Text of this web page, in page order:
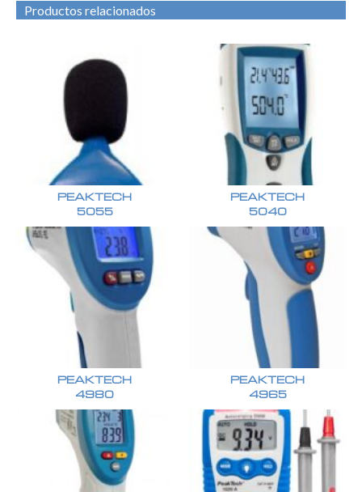
Productos relacionados
PEAKTECH
5055
PEAKTECH
5040
PEAKTECH
4980
PEAKTECH
4965